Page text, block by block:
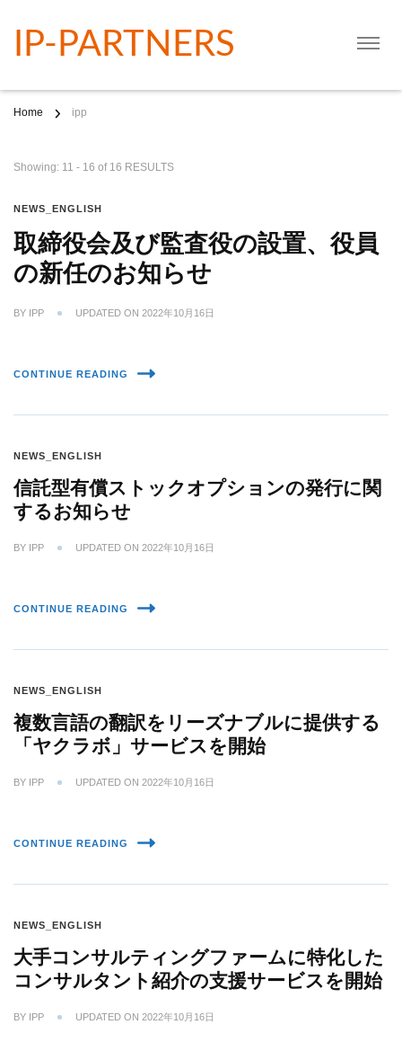
IP-PARTNERS
Home ipp
Showing: 11 - 16 of 16 RESULTS
NEWS_ENGLISH
取締役会及び監査役の設置、役員
の新任のお知らせ
BY IPP UPDATED ON 2022年10月16日
CONTINUE READING
NEWS_ENGLISH
信託型有償ストックオプションの発行に関
するお知らせ
BY IPP UPDATED ON 2022年10月16日
CONTINUE READING
NEWS_ENGLISH
複数言語の翻訳をリーズナブルに提供する
「ヤクラボ」サービスを開始
BY IPP UPDATED ON 2022年10月16日
CONTINUE READING
NEWS_ENGLISH
大手コンサルティングファームに特化した
コンサルタント紹介の支援サービスを開始
BY IPP UPDATED ON 2022年10月16日